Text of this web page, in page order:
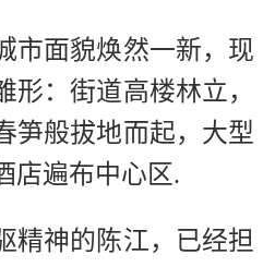
市面貌焕然一新，现
形：街道高楼林立，
笋般拔地而起，大型
店遍布中心区.
精神的陈江，已经担